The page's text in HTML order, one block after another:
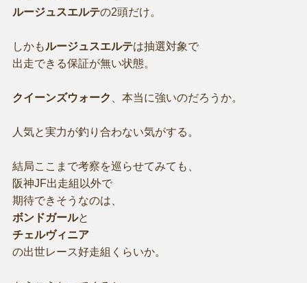
ルージュスエルテの2頭だけ。
しかもルージュスエルテは抽選対象で
出走できる保証が無い状態。
クイーンズウォーク 、本当に強いのだろうか。
人気と実力が釣り合わない気がする。
結局ここまで考察を巡らせてみても、
阪神JF出走組以外で
期待できそうなのは、
ボンドガールと
チェルヴィニア
の出世レース好走組くらいか。